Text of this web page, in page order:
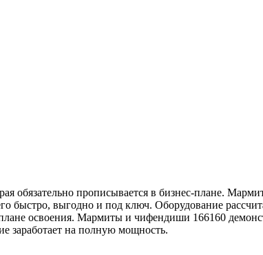
обязательно прописывается в бизнес-плане.
быстро, выгодно и под ключ. Оборудование
освоения. Мармиты и чифендиши 166160
заработает на полную мощность.